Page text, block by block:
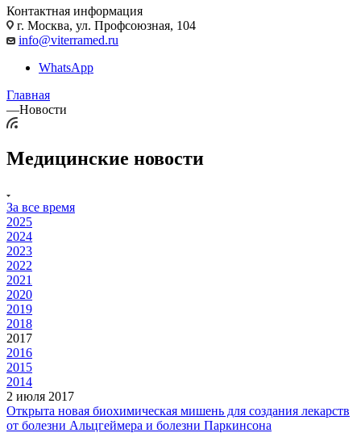
Контактная информация
г. Москва, ул. Профсоюзная, 104
info@viterramed.ru
WhatsApp
Главная
—Новости
Медицинские новости
За все время
2025
2024
2023
2022
2021
2020
2019
2018
2017
2016
2015
2014
2 июля 2017
Открыта новая биохимическая мишень для создания лекарств
от болезни Альцгеймера и болезни Паркинсона